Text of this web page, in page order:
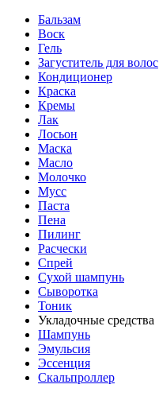
Бальзам
Воск
Гель
Загуститель для волос
Кондиционер
Краска
Кремы
Лак
Лосьон
Маска
Масло
Молочко
Мусс
Паста
Пена
Пилинг
Расчески
Спрей
Сухой шампунь
Сыворотка
Тоник
Укладочные средства
Шампунь
Эмульсия
Эссенция
Скальпроллер